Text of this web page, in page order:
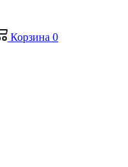
Корзина 0